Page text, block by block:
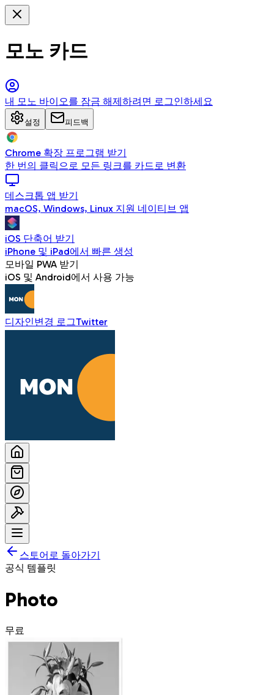
모노 카드
내 모노 바이오를 잠금 해제하려면 로그인하세요
설정 피드백
Chrome 확장 프로그램 받기
한 번의 클릭으로 모든 링크를 카드로 변환
데스크톱 앱 받기
macOS, Windows, Linux 지원 네이티브 앱
iOS 단축어 받기
iPhone 및 iPad에서 빠른 생성
모바일 PWA 받기
iOS 및 Android에서 사용 가능
디자인변경 로그Twitter
스토어로 돌아가기
공식 템플릿
Photo
무료